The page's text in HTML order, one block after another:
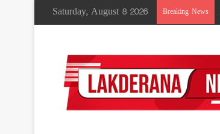
Saturday, August 8 2026 Breaking News